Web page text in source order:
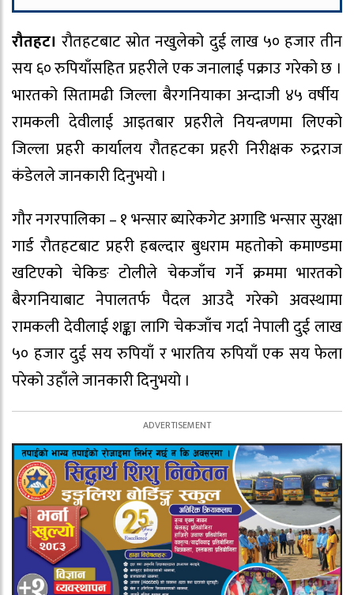
रौतहट। रौतहटबाट स्रोत नखुलेको दुई लाख ५० हजार तीन
सय ६० रुपियाँसहित प्रहरीले एक जनालाई पक्राउ गरेको छ ।
भारतको सितामढी जिल्ला बैरगनियाका अन्दाजी ४५ वर्षीय
रामकली देवीलाई आइतबार प्रहरीले नियन्त्रणमा लिएको
जिल्ला प्रहरी कार्यालय रौतहटका प्रहरी निरीक्षक रुद्रराज
कंडेलले जानकारी दिनुभयो ।
गौर नगरपालिका – १ भन्सार ब्यारेकगेट अगाडि भन्सार सुरक्षा
गार्ड रौतहटबाट प्रहरी हबल्दार बुधराम महतोको कमाण्डमा
खटिएको चेकिङ टोलीले चेकजाँच गर्ने क्रममा भारतको
बैरगनियाबाट नेपालतर्फ पैदल आउदै गरेको अवस्थामा
रामकली देवीलाई शङ्का लागि चेकजाँच गर्दा नेपाली दुई लाख
५० हजार दुई सय रुपियाँ र भारतिय रुपियाँ एक सय फेला
परेको उहाँले जानकारी दिनुभयो ।